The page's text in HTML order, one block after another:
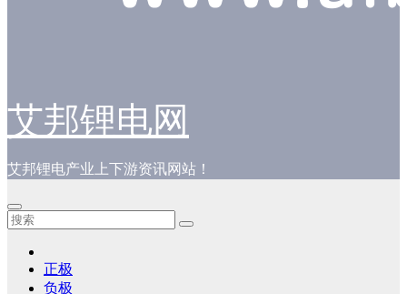
艾邦锂电网
艾邦锂电产业上下游资讯网站！
正极
负极